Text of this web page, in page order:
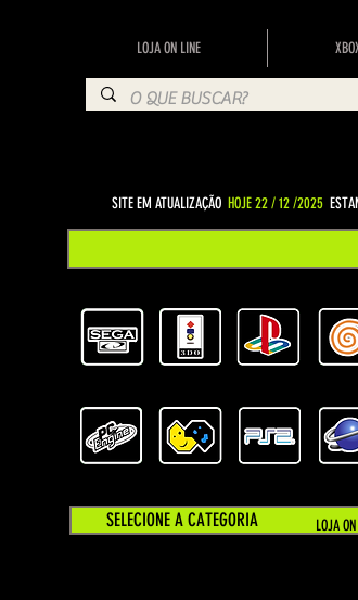
LOJA ON LINE
SELECIONE A CATEGORIA
SITE EM ATUALIZAÇÃO HOJE 22 / 12 /2025
LOJA